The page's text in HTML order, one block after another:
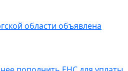
области объявлена